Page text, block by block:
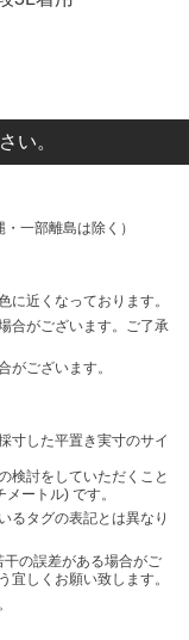
い。
一部離島は除く）
に近くなっております。
合がございます。ご了承
がございます。
寸した平置き実寸のサイ
検討をしていただくこと
ートル) です。
るタグの表記とは異なり
の誤差がある場合がご
宜しくお願い致します。